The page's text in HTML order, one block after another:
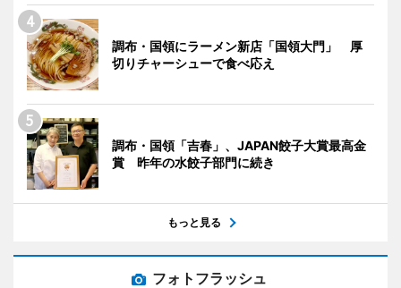
調布・国領にラーメン新店「国領大門」 厚
切りチャーシューで食べ応え
調布・国領「吉春」、JAPAN餃子大賞最高金
賞 昨年の水餃子部門に続き
もっと見る
フォトフラッシュ